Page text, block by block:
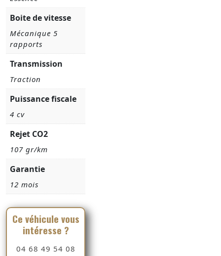
Boite de vitesse
Mécanique 5
rapports
Transmission
Traction
Puissance fiscale
4 cv
Rejet CO2
107 gr/km
Garantie
12 mois
Ce véhicule vous
intéresse ?
04 68 49 54 08